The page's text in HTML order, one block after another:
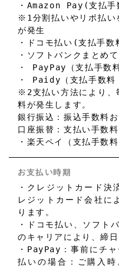
・Amazon Pay(支払
※1分割払いやリボ払い
が発生
・ドコモ払い(支払手数
・ソフトバンクまとめ
・ PayPay（支払手数
・ Paidy（支払手数
※2支払い方法により、
料が発生します。
銀行振込：振込手数料
口座振替：支払い手数
・楽天ペイ（支払手数料
お支払い時期
・クレジットカード決
レジットカード会社に
ります。
・ドコモ払い、ソフト
のキャリアにより、締
・PayPay：事前にチ
払いの場合：ご購入